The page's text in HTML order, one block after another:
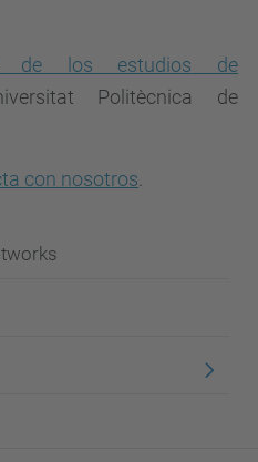
de los estudios de
Politècnica de
con nosotros